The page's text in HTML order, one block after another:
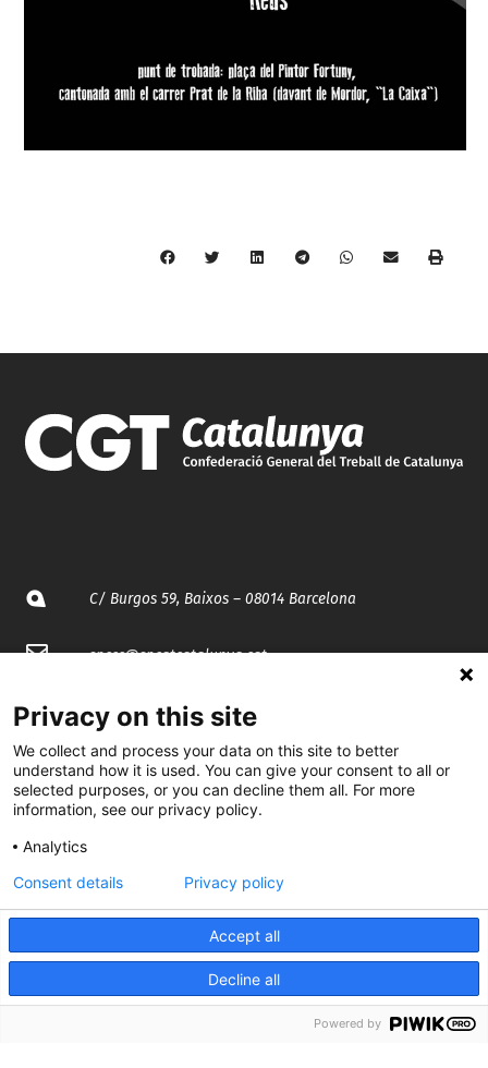
C/ Burgos 59, Baixos – 08014 Barcelona
spccc@spcgtcatalunya.cat
935 120 481
@CGTCatalunya
cgtcatalunya
CGTCatalunya
Desenvolupat per
Privacy on this site
We collect and process your data on this site to better
understand how it is used. You can give your consent to all or
selected purposes, or you can decline them all. For more
information, see our privacy policy.
Analytics
Accept all
Decline all
Consent details Privacy policy
Powered by